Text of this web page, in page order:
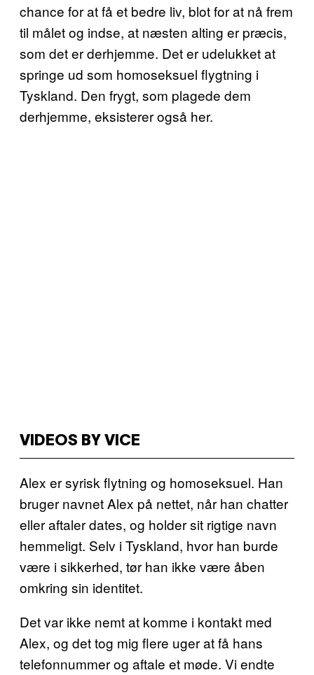
chance for at få et bedre liv, blot for at nå frem
til målet og indse, at næsten alting er præcis,
som det er derhjemme. Det er udelukket at
springe ud som homoseksuel flygtning i
Tyskland. Den frygt, som plagede dem
derhjemme, eksisterer også her.
VIDEOS BY VICE
Alex er syrisk flytning og homoseksuel. Han
bruger navnet Alex på nettet, når han chatter
eller aftaler dates, og holder sit rigtige navn
hemmeligt. Selv i Tyskland, hvor han burde
være i sikkerhed, tør han ikke være åben
omkring sin identitet.
Det var ikke nemt at komme i kontakt med
Alex, og det tog mig flere uger at få hans
telefonnummer og aftale et møde. Vi endte